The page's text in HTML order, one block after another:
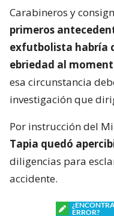
Carabineros y
primeros
exfutbolista habría
ebriedad al
esa circunstancia
investigación que
Por instrucción del
Tapia quedó
diligencias para
accidente.
ERROR?